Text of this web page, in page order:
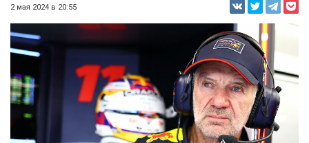
2 мая 2024 в 20:55